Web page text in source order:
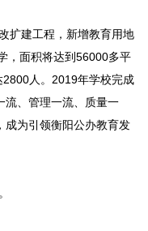
扩建工程，新增教育用地
，面积将达到56000多平
人。2019年学校完成
流、管理一流、质量一
成为引领衡阳公办教育发